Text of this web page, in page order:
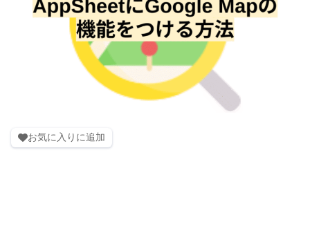
お気に入りに追加